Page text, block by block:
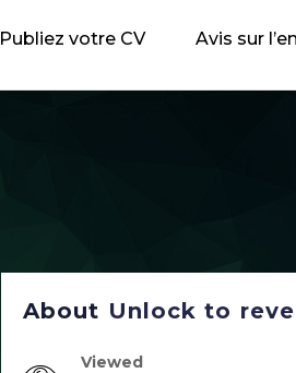
Publiez votre CV Avis sur
About Unlock to
Viewed